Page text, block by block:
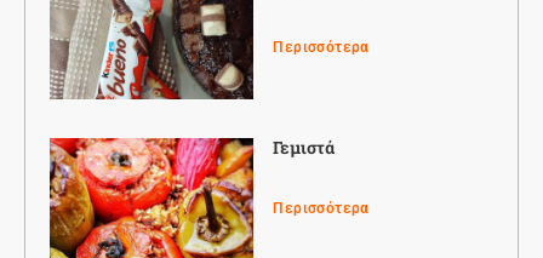
Περισσότερα
Γεμιστά
Περισσότερα